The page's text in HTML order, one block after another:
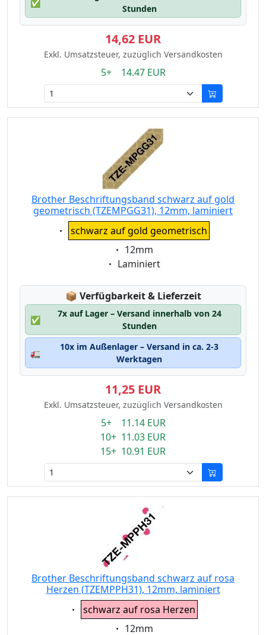
✅
Stunden
14,62 EUR
Exkl. Umsatzsteuer, zuzüglich Versandkosten
5+ 14.47 EUR
Brother Beschriftungsband schwarz auf gold
geometrisch (TZEMPGG31), 12mm, laminiert
Eigenschaft:
schwarz auf gold geometrisch
Eigenschaft:
12mm
Eigenschaft:
Laminiert
📦 Lagerstatus:
Verfügbarkeit & Lieferzeit
✅
7x auf Lager – Versand innerhalb von 24
Stunden
🚛
10x im Außenlager – Versand in ca. 2-3
Werktagen
11,25 EUR
Exkl. Umsatzsteuer, zuzüglich Versandkosten
5+ 11.14 EUR
10+ 11.03 EUR
15+ 10.91 EUR
Brother Beschriftungsband schwarz auf rosa
Herzen (TZEMPPH31), 12mm, laminiert
Eigenschaft:
schwarz auf rosa Herzen
Eigenschaft:
12mm